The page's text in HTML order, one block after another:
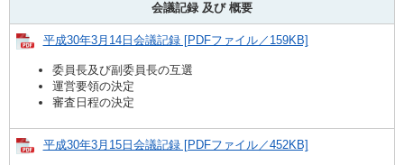
会議記録 及び 概要
平成30年3月14日会議記録 [PDFファイル／159KB]
委員長及び副委員長の互選
運営要領の決定
審査日程の決定
平成30年3月15日会議記録 [PDFファイル／452KB]